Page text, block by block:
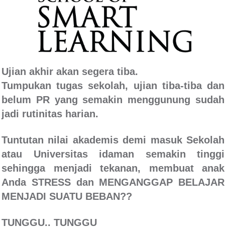
Ujian akhir akan segera tiba.
Tumpukan tugas sekolah, ujian tiba-tiba dan
belum PR yang semakin menggunung sudah
jadi rutinitas harian.
Tuntutan nilai akademis demi masuk Sekolah
atau Universitas idaman semakin tinggi
sehingga menjadi tekanan, membuat anak
Anda STRESS dan MENGANGGAP BELAJAR
MENJADI SUATU BEBAN??
TUNGGU.. TUNGGU